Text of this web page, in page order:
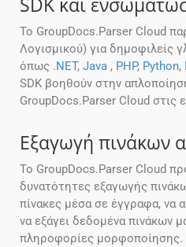
Το GroupDocs.Parser Cloud
Λογισμικού) για δημοφιλείς
όπως .NET, Java , PHP, Python,
SDK βοηθούν στην
GroupDocs.Parser Cloud στις
Εξαγωγή πινάκων
Το GroupDocs.Parser Cloud
δυνατότητες εξαγωγής
πίνακες μέσα σε έγγραφα, να
να εξάγει δεδομένα πινάκων
πληροφορίες μορφοποίησης.